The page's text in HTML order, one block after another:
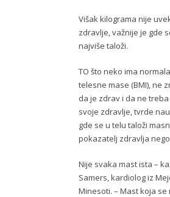
Višak kilograma nije
zdravlje, važnije je gde
najviše taloži.
TO što neko ima
telesne mase (BMI), ne
da je zdrav i da ne
svoje zdravlje, tvrde
gde se u telu taloži
pokazatelj zdravlja
Nije svaka mast ista –
Samers, kardiolog iz
Minesoti. – Mast koja